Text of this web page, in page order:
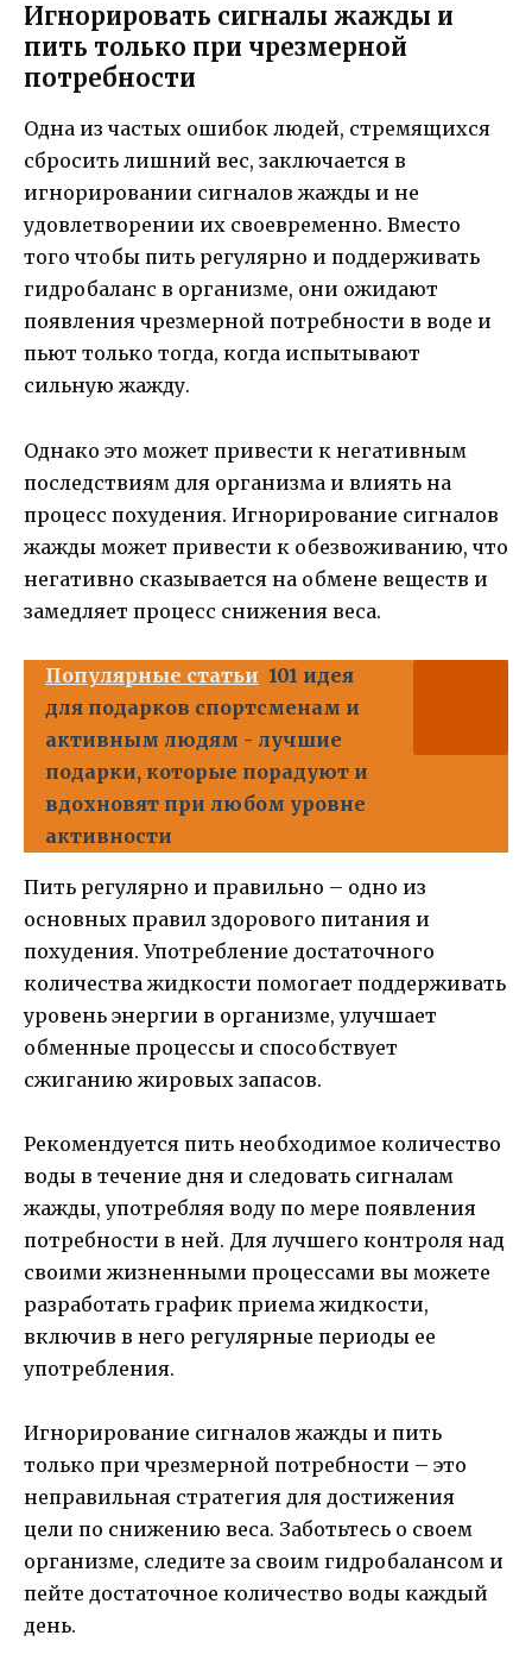
Игнорировать сигналы жажды и
пить только при чрезмерной
потребности
Одна из частых ошибок людей, стремящихся
сбросить лишний вес, заключается в
игнорировании сигналов жажды и не
удовлетворении их своевременно. Вместо
того чтобы пить регулярно и поддерживать
гидробаланс в организме, они ожидают
появления чрезмерной потребности в воде и
пьют только тогда, когда испытывают
сильную жажду.
Однако это может привести к негативным
последствиям для организма и влиять на
процесс похудения. Игнорирование сигналов
жажды может привести к обезвоживанию, что
негативно сказывается на обмене веществ и
замедляет процесс снижения веса.
Популярные статьи 101 идея
для подарков спортсменам и
активным людям - лучшие
подарки, которые порадуют и
вдохновят при любом уровне
активности
Пить регулярно и правильно – одно из
основных правил здорового питания и
похудения. Употребление достаточного
количества жидкости помогает поддерживать
уровень энергии в организме, улучшает
обменные процессы и способствует
сжиганию жировых запасов.
Рекомендуется пить необходимое количество
воды в течение дня и следовать сигналам
жажды, употребляя воду по мере появления
потребности в ней. Для лучшего контроля над
своими жизненными процессами вы можете
разработать график приема жидкости,
включив в него регулярные периоды ее
употребления.
Игнорирование сигналов жажды и пить
только при чрезмерной потребности – это
неправильная стратегия для достижения
цели по снижению веса. Заботьтесь о своем
организме, следите за своим гидробалансом и
пейте достаточное количество воды каждый
день.